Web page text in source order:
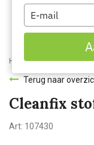
Home Webshop
Terug naar
Cleanfix
Art: 107430
name
Type
your
email